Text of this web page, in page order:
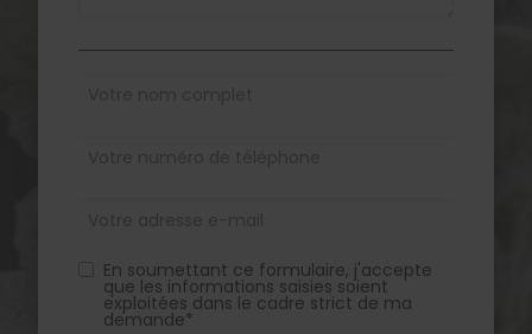
En soumettant ce formulaire, j'accepte
que les informations saisies soient
exploitées dans le cadre strict de ma
demande*